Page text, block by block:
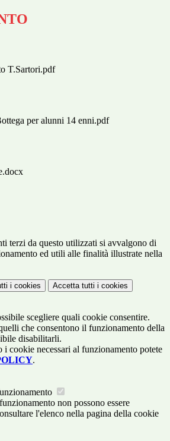
T.Sartori.pdf
per alunni 14 enni.pdf
terzi da questo utilizzati si avvalgono di
ed utili alle finalità illustrate nella
i cookies Accetta tutti i cookies
scegliere quali cookie consentire.
che consentono il funzionamento della
disabilitarli.
i cookie necessari al funzionamento potete
.
non possono essere
l'elenco nella pagina della cookie